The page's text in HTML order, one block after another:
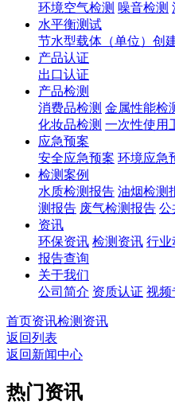
环境空气检测 噪音检测
水平衡测试
节水型载体（单位）创
产品认证
出口认证
产品检测
消费品检测 金属性能检
化妆品检测 一次性使用
应急预案
安全应急预案 环境应急
检测案例
水质检测报告 油烟检测
测报告 废气检测报告 公
资讯
环保资讯 检测资讯 行业
报告查询
关于我们
公司简介 资质认证 视频
首页资讯检测资讯
返回列表
返回新闻中心
热门资讯